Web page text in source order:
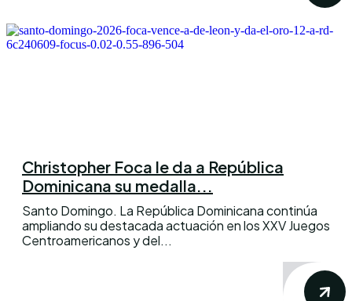
Christopher Foca le da a República
Dominicana su medalla...
Santo Domingo. La República Dominicana continúa
ampliando su destacada actuación en los XXV Juegos
Centroamericanos y del...